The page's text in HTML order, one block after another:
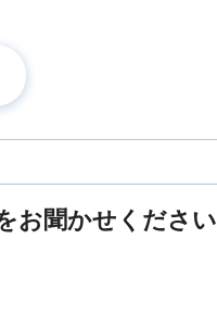
お聞かせください